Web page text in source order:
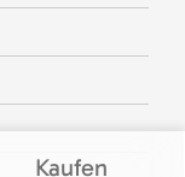
Kaufen